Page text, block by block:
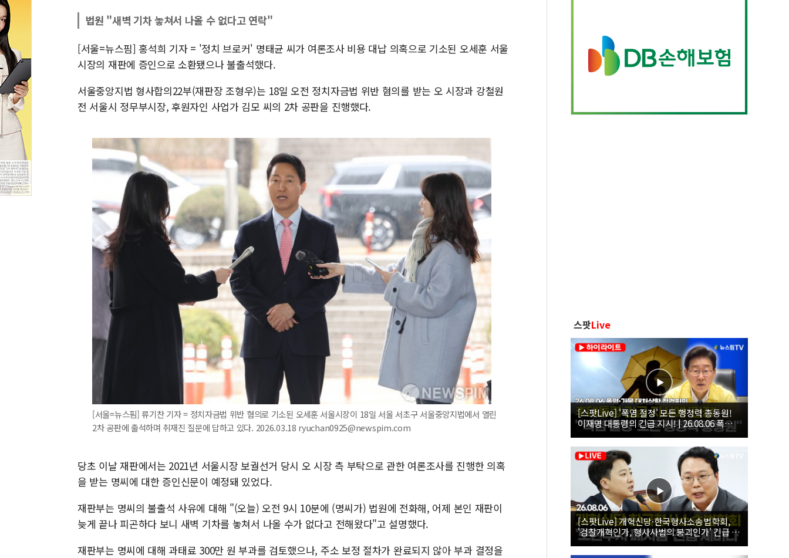
법원 "새벽 기차 놓쳐서 나올 수 없다고 연락"
[서울=뉴스핌] 홍석희 기자 = '정치 브로커' 명태균 씨가 여론조사 비용 대납 의혹으로 기소된 오세훈 서울
시장의 재판에 증인으로 소환됐으나 불출석했다.
서울중앙지법 형사합의22부(재판장 조형우)는 18일 오전 정치자금법 위반 혐의를 받는 오 시장과 강철원
전 서울시 정무부시장, 후원자인 사업가 김모 씨의 2차 공판을 진행했다.
[서울=뉴스핌] 류기찬 기자 = 정치자금법 위반 혐의로 기소된 오세훈 서울시장이 18일 서울 서초구 서울중앙지법에서 열린
2차 공판에 출석하며 취재진 질문에 답하고 있다. 2026.03.18 ryuchan0925@newspim.com
당초 이날 재판에서는 2021년 서울시장 보궐선거 당시 오 시장 측 부탁으로 관한 여론조사를 진행한 의혹
을 받는 명씨에 대한 증인신문이 예정돼 있었다.
재판부는 명씨의 불출석 사유에 대해 "(오늘) 오전 9시 10분에 (명씨가) 법원에 전화해, 어제 본인 재판이
늦게 끝나 피곤하다 보니 새벽 기차를 놓쳐서 나올 수가 없다고 전해왔다"고 설명했다.
재판부는 명씨에 대해 과태료 300만 원 부과를 검토했으나, 주소 보정 절차가 완료되지 않아 부과 결정을
스팟Live
[스팟Live] '폭염 절정' 모든 행정력 총동원!
이재명 대통령의 긴급 지시! | 26.08.06 폭염•
가뭄 대처상황 점검회의
[스팟Live] 개혁신당·한국형사소송법학회,
'검찰개혁인가, 형사사법의 붕괴인가' 긴급 세
미나｜26.08.06